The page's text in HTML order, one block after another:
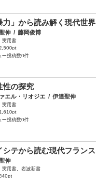
力」から読み解く現代世界
伸 / 藤岡俊博
実用書
ー投稿数0件
性の探究
エル・リオジエ / 伊達聖伸
実用書
1,610pt
ー投稿数0件
シテから読む現代フランス
伸
実用書、岩波新書